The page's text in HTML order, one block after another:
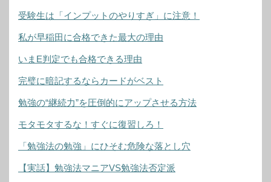
受験生は「インプットのやりすぎ」に注意！
私が早稲田に合格できた最大の理由
いまE判定でも合格できる理由
完璧に暗記するならカードがベスト
勉強の“継続力”を圧倒的にアップさせる方法
モタモタするな！すぐに復習しろ！
「勉強法の勉強」にひそむ危険な落とし穴
【実話】勉強法マニアVS勉強法否定派